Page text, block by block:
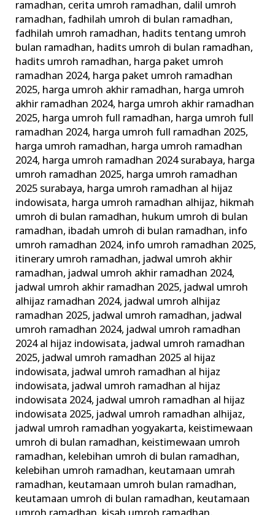
ramadhan, cerita umroh ramadhan, dalil umroh
ramadhan,fadhilah umroh di bulan ramadhan,
fadhilah umroh ramadhan, hadits tentang umroh
bulan ramadhan, hadits umroh di bulan ramadhan,
hadits umroh ramadhan, harga paket umroh
ramadhan 2024, harga paket umroh ramadhan
2025, harga umroh akhir ramadhan, harga umroh
akhir ramadhan 2024, harga umroh akhir ramadhan
2025, harga umroh full ramadhan, harga umroh full
ramadhan 2024, harga umroh full ramadhan 2025,
harga umroh ramadhan, harga umroh ramadhan
2024, harga umroh ramadhan 2024 surabaya, harga
umroh ramadhan 2025, harga umroh ramadhan
2025 surabaya, harga umroh ramadhan al hijaz
indowisata, harga umroh ramadhan alhijaz, hikmah
umroh di bulan ramadhan, hukum umroh di bulan
ramadhan, ibadah umroh di bulan ramadhan, info
umroh ramadhan 2024, info umroh ramadhan 2025,
itinerary umroh ramadhan, jadwal umroh akhir
ramadhan, jadwal umroh akhir ramadhan 2024,
jadwal umroh akhir ramadhan 2025, jadwal umroh
alhijaz ramadhan 2024, jadwal umroh alhijaz
ramadhan 2025, jadwal umroh ramadhan, jadwal
umroh ramadhan 2024, jadwal umroh ramadhan
2024 al hijaz indowisata, jadwal umroh ramadhan
2025, jadwal umroh ramadhan 2025 al hijaz
indowisata, jadwal umroh ramadhan al hijaz
indowisata, jadwal umroh ramadhan al hijaz
indowisata 2024, jadwal umroh ramadhan al hijaz
indowisata 2025, jadwal umroh ramadhan alhijaz,
jadwal umroh ramadhan yogyakarta, keistimewaan
umroh di bulan ramadhan, keistimewaan umroh
ramadhan, kelebihan umroh di bulan ramadhan,
kelebihan umroh ramadhan, keutamaan umrah
ramadhan, keutamaan umroh bulan ramadhan,
keutamaan umroh di bulan ramadhan, keutamaan